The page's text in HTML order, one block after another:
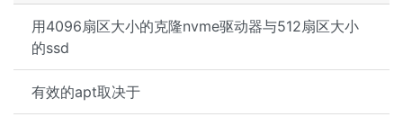
用4096扇区大小的克隆nvme驱动器与512扇区大小
的ssd
有效的apt取决于